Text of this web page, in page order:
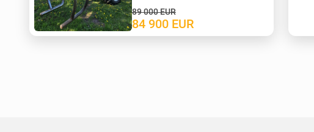
89 000EUR
84 900 EUR